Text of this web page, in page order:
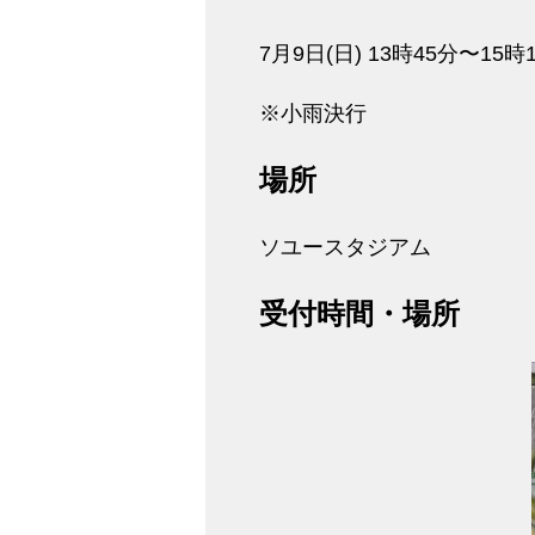
7月9日(日) 13時45分〜15時
※小雨決行
場所
ソユースタジアム
受付時間・場所